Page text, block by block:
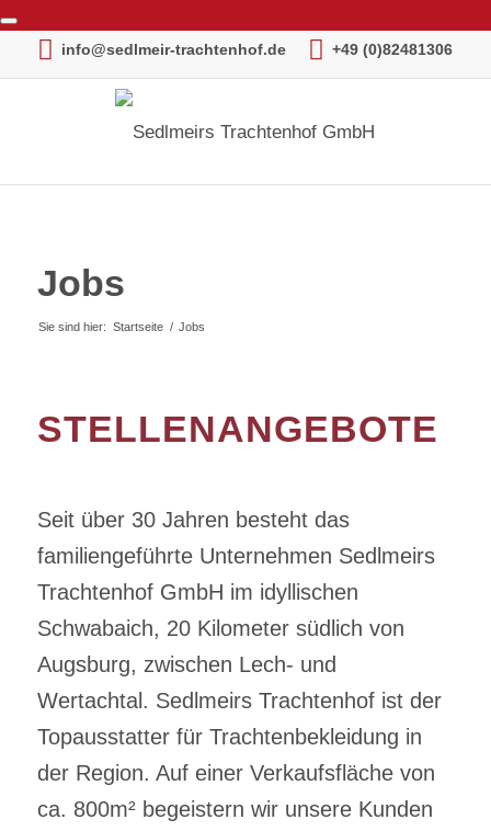
info@sedlmeir-trachtenhof.de +49 (0)82481306
Jobs
Sie sind hier: Startseite / Jobs
STELLENANGEBOTE
Seit über 30 Jahren besteht das
familiengeführte Unternehmen Sedlmeirs
Trachtenhof GmbH im idyllischen
Schwabaich, 20 Kilometer südlich von
Augsburg, zwischen Lech- und
Wertachtal. Sedlmeirs Trachtenhof ist der
Topausstatter für Trachtenbekleidung in
der Region. Auf einer Verkaufsfläche von
ca. 800m² begeistern wir unsere Kunden